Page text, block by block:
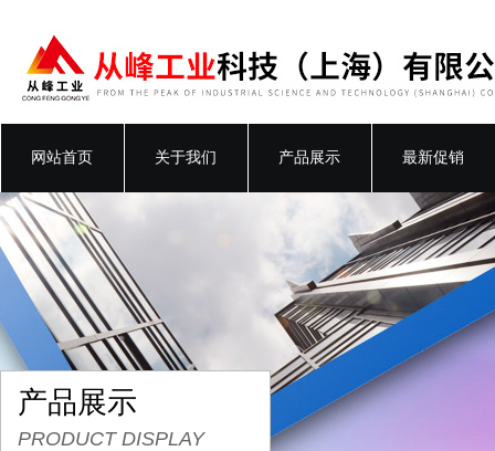
网站首页 关于我们 产品展示 最新促销
产品展示
PRODUCT DISPLAY